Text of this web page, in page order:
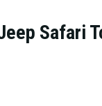
Safari